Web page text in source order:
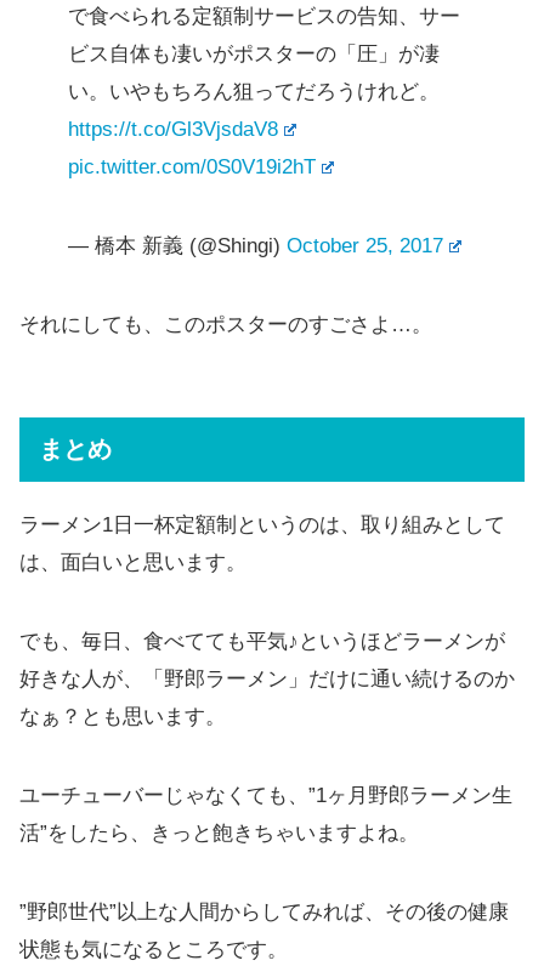
で食べられる定額制サービスの告知、サー
ビス自体も凄いがポスターの「圧」が凄
い。いやもちろん狙ってだろうけれど。
https://t.co/Gl3VjsdaV8
pic.twitter.com/0S0V19i2hT
— 橋本 新義 (@Shingi) October 25, 2017
それにしても、このポスターのすごさよ…。
まとめ
ラーメン1日一杯定額制というのは、取り組みとして
は、面白いと思います。
でも、毎日、食べてても平気♪というほどラーメンが
好きな人が、「野郎ラーメン」だけに通い続けるのか
なぁ？とも思います。
ユーチューバーじゃなくても、”1ヶ月野郎ラーメン生
活”をしたら、きっと飽きちゃいますよね。
”野郎世代”以上な人間からしてみれば、その後の健康
状態も気になるところです。